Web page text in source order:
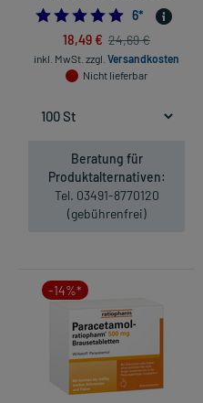
5.0
6*
18,49 € 24,69 €
inkl. MwSt. zzgl. Versandkosten
Nicht lieferbar
Beratung für
Produktalternativen:
Tel. 03491-8770120
(gebührenfrei)
-14%*